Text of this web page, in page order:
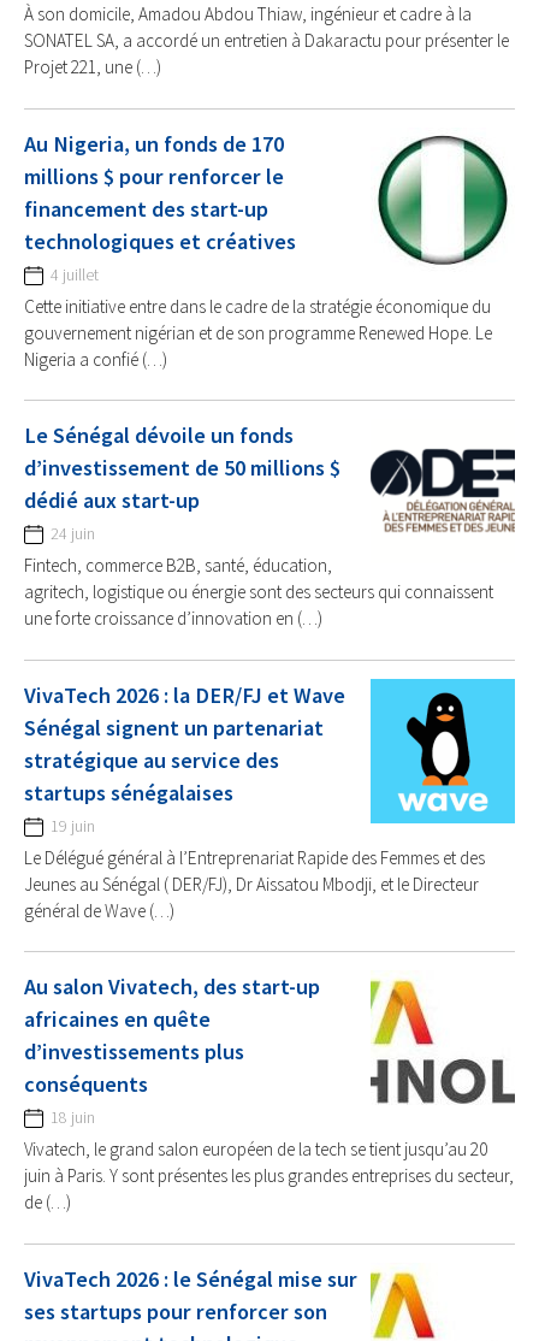
À son domicile, Amadou Abdou Thiaw, ingénieur et cadre à la
SONATEL SA, a accordé un entretien à Dakaractu pour présenter le
Projet 221, une (…)
Au Nigeria, un fonds de 170
millions $ pour renforcer le
financement des start-up
technologiques et créatives
4 juillet
Cette initiative entre dans le cadre de la stratégie économique du
gouvernement nigérian et de son programme Renewed Hope. Le
Nigeria a confié (…)
Le Sénégal dévoile un fonds
d’investissement de 50 millions $
dédié aux start-up
24 juin
Fintech, commerce B2B, santé, éducation,
agritech, logistique ou énergie sont des secteurs qui connaissent
une forte croissance d’innovation en (…)
VivaTech 2026 : la DER/FJ et Wave
Sénégal signent un partenariat
stratégique au service des
startups sénégalaises
19 juin
Le Délégué général à l’Entreprenariat Rapide des Femmes et des
Jeunes au Sénégal ( DER/FJ), Dr Aissatou Mbodji, et le Directeur
général de Wave (…)
Au salon Vivatech, des start-up
africaines en quête
d’investissements plus
conséquents
18 juin
Vivatech, le grand salon européen de la tech se tient jusqu’au 20
juin à Paris. Y sont présentes les plus grandes entreprises du secteur,
de (…)
VivaTech 2026 : le Sénégal mise sur
ses startups pour renforcer son